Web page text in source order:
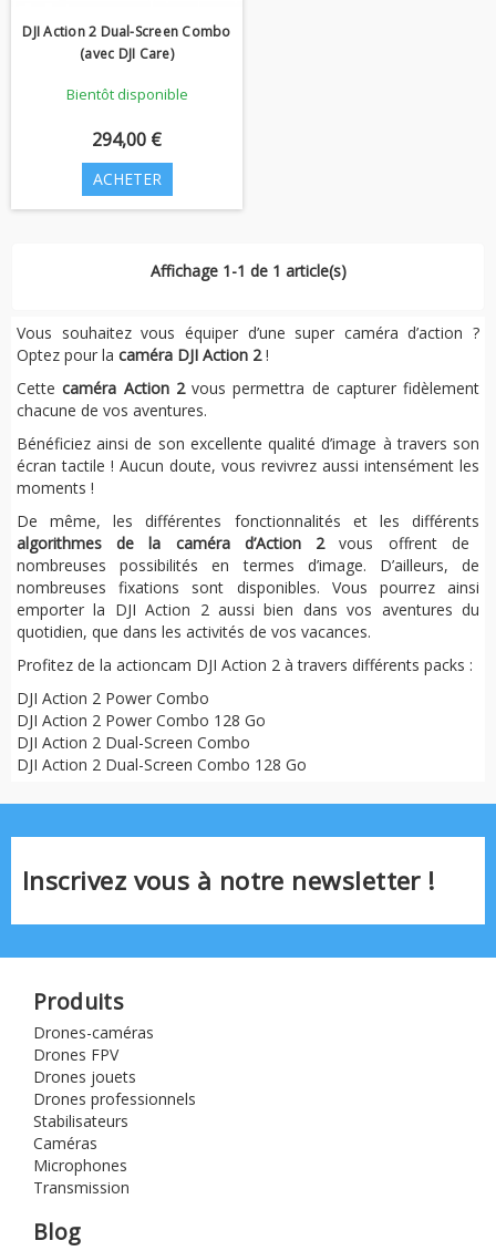
DJI Action 2 Dual-Screen Combo
(avec DJI Care)
Bientôt disponible
294,00 €
ACHETER
Affichage 1-1 de 1 article(s)
Vous souhaitez vous équiper d’une super caméra d’action ?
Optez pour la caméra DJI Action 2!
Cette caméra Action 2vous permettra de capturer fidèlement
chacune de vos aventures.
Bénéficiez ainsi de son excellente qualité d’image à travers son
écran tactile ! Aucun doute, vous revivrez aussi intensément les
moments !
De même, les différentes fonctionnalités et les différents
algorithmes de la caméra d’Action 2vous offrent de
nombreuses possibilités en termes d’image. D’ailleurs, de
nombreuses fixations sont disponibles. Vous pourrez ainsi
emporter la DJI Action 2 aussi bien dans vos aventures du
quotidien, que dans les activités de vos vacances.
Profitez de la actioncam DJI Action 2 à travers différents packs :
DJI Action 2 Power Combo
DJI Action 2 Power Combo 128 Go
DJI Action 2 Dual-Screen Combo
DJI Action 2 Dual-Screen Combo 128 Go
Inscrivez vous à notre newsletter !
Produits
Drones-caméras
Drones FPV
Drones jouets
Drones professionnels
Stabilisateurs
Caméras
Microphones
Transmission
Blog